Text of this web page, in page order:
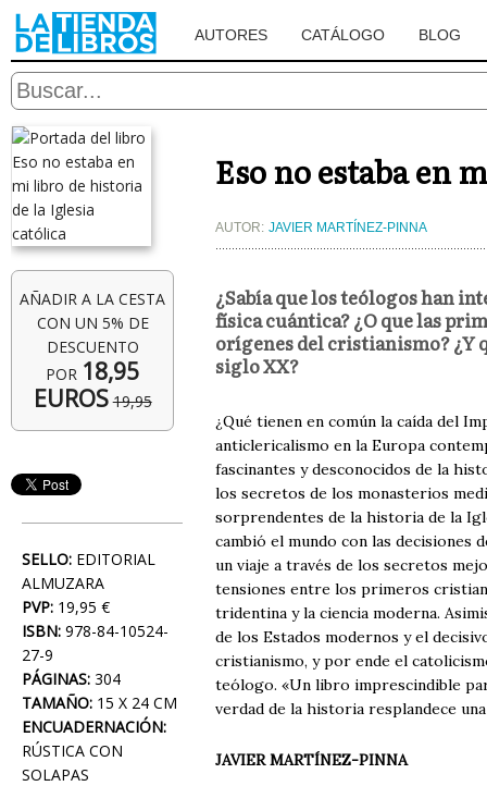
AUTORES CATÁLOGO BLOG
AÑADIR A LA CESTA
CON UN 5% DE
DESCUENTO
POR 18,95
EUROS 19,95
SELLO: EDITORIAL
ALMUZARA
PVP: 19,95 €
ISBN: 978-84-10524-
27-9
PÁGINAS: 304
TAMAÑO: 15 X 24 CM
ENCUADERNACIÓN:
RÚSTICA CON
SOLAPAS
Eso no estaba en
AUTOR: JAVIER MARTÍNEZ-PINNA
¿Sabía que los teólogos han
física cuántica? ¿O que las
orígenes del cristianismo? ¿Y
siglo XX?
¿Qué tienen en común la caída del
anticlericalismo en la Europa
fascinantes y desconocidos de la
los secretos de los monasterios
sorprendentes de la historia de la
cambió el mundo con las decisiones
un viaje a través de los secretos
tensiones entre los primeros
tridentina y la ciencia moderna.
de los Estados modernos y el
cristianismo, y por ende el
teólogo. «Un libro imprescindible
verdad de la historia resplandece
JAVIER MARTÍNEZ-PINNA